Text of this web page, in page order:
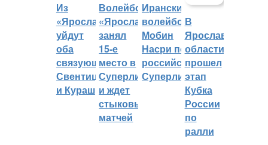
Из
«Ярославича»
уйдут
оба
связующих:
Свентицкис
и Кураш
Волейбольный
«Ярославич»
занял
15-е
место в
Суперлиге
и ждет
стыковых
матчей
Иранский
волейболист
Мобин
Насри покинет
российскую
Суперлигу
В
Ярославской
области
прошел
этап
Кубка
России
по
ралли